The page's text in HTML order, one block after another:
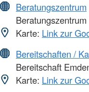
Beratungszentrum
Karte: Link zur
Bereitschaften /
Bereitschaft
Karte: Link zur